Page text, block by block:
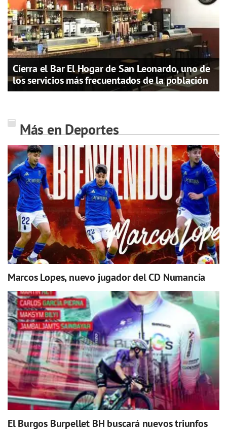
Cierra el Bar El Hogar de San Leonardo, uno de
los servicios más frecuentados de la población
Más en Deportes
Marcos Lopes, nuevo jugador del CD Numancia
El Burgos Burpellet BH buscará nuevos triunfos